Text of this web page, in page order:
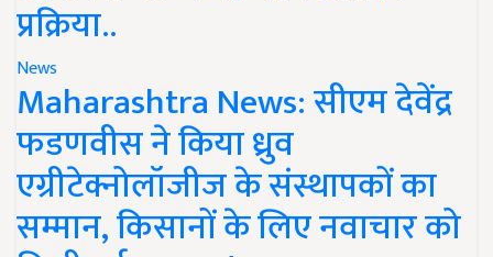
प्रक्रिया..
News
Maharashtra News: सीएम देवेंद्र
फडणवीस ने किया ध्रुव
एग्रीटेक्नोलॉजीज के संस्थापकों का
सम्मान, किसानों के लिए नवाचार को